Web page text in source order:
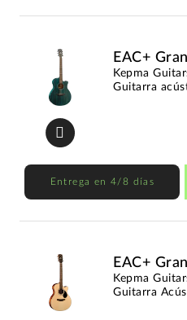
EAC+
Kepma
Guitarra
Entrega en 4/8 días
EAC+
Kepma
Guitarra